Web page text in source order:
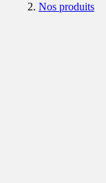
Nos produits